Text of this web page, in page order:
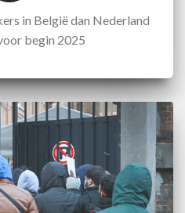
in België dan Nederland
begin 2025